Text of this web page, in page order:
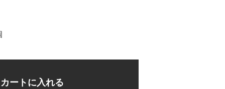
カートに入れる